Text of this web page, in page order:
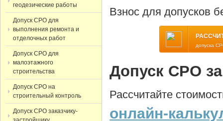
Взнос для допусков
допуска
Допуск СРО
Рассчитайте
онлайн-
геодезические работы
Допуск СРО для
выполнения ремонта и
отделочных работ
Допуск СРО для
малоэтажного
строительства
Допуск СРО на
строительный контроль
Допуск СРО заказчику-